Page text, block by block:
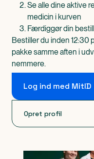
Se alle dine aktive
medicin i kurven
Færdiggør din
Bestiller du inden 12:30
pakke samme aften i
nemmere.
Log ind med MitID
Opret profil